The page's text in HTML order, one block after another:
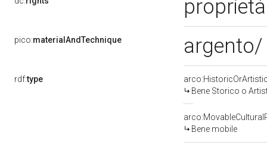
pico:materialAndTechnique
rdf:type
Bene Storico o
Bene mobile